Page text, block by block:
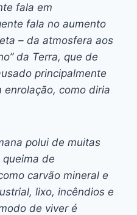
fala em
fala no aumento
– da atmosfera aos
da Terra, que de
principalmente
enrolação, como diria
polui de muitas
queima de
carvão mineral e
lixo, incêndios e
de viver é